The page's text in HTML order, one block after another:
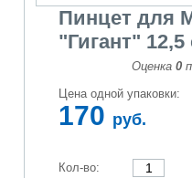
Пинцет для
"Гигант" 12,5
Оценка 0
Цена одной упаковки:
170 руб.
Кол-во: